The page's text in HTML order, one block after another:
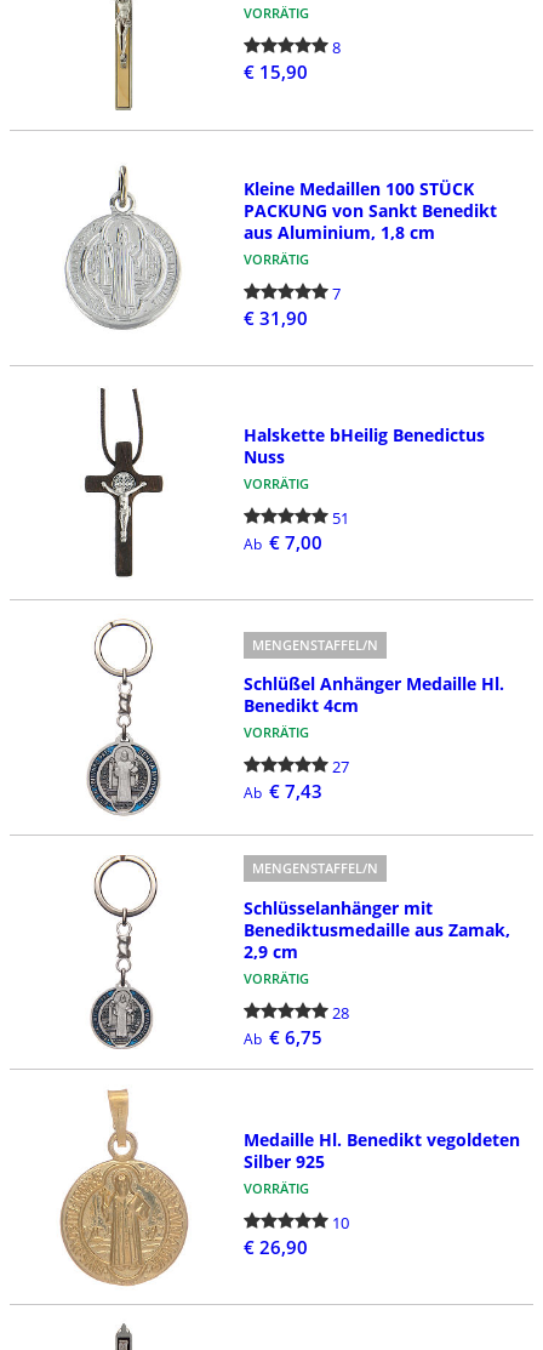
VORRÄTIG
8
€ 15,90
Kleine Medaillen 100 STÜCK
PACKUNG von Sankt Benedikt
aus Aluminium, 1,8 cm
VORRÄTIG
7
€ 31,90
Halskette bHeilig Benedictus
Nuss
VORRÄTIG
51
Ab € 7,00
MENGENSTAFFEL/N
Schlüßel Anhänger Medaille Hl.
Benedikt 4cm
VORRÄTIG
27
Ab € 7,43
MENGENSTAFFEL/N
Schlüsselanhänger mit
Benediktusmedaille aus Zamak,
2,9 cm
VORRÄTIG
28
Ab € 6,75
Medaille Hl. Benedikt vegoldeten
Silber 925
VORRÄTIG
10
€ 26,90